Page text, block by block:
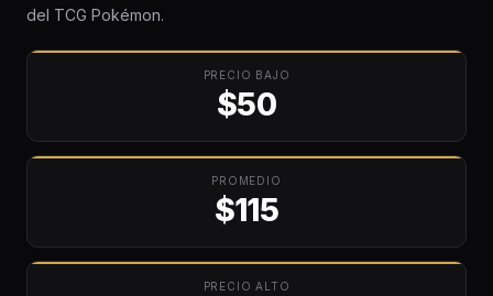
del TCG Pokémon.
PRECIO BAJO
$50
PROMEDIO
$115
PRECIO ALTO